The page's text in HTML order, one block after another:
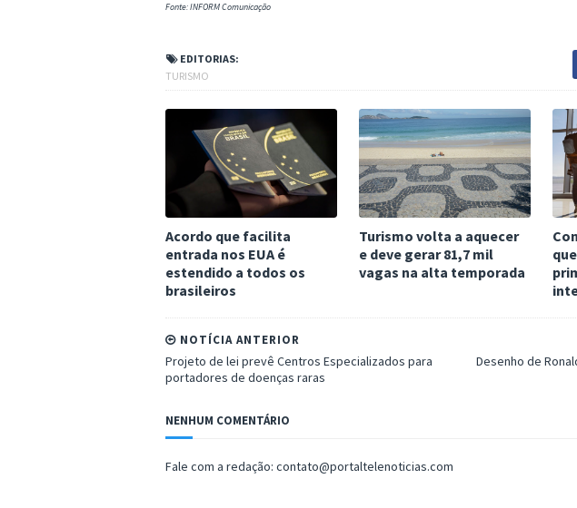
Fonte: INFORM Comunicação
EDITORIAS:
TURISMO
Acordo que facilita
entrada nos EUA é
estendido a todos os
brasileiros
Turismo volta a aquecer
e deve gerar 81,7 mil
vagas na alta temporada
Desenho de
NOTÍCIA ANTERIOR
Projeto de lei prevê Centros Especializados para
portadores de doenças raras
NENHUM COMENTÁRIO
Fale com a redação: contato@portaltelenoticias.com